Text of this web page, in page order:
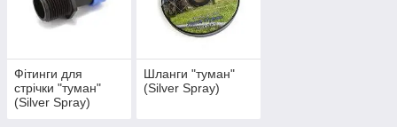
Фітинги для
стрічки "туман"
(Silver Spray)
Шланги "туман"
(Silver Spray)